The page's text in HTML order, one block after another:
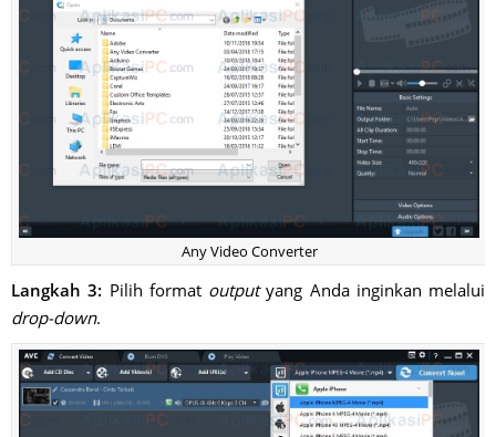
Any Video Converter
Langkah 3: Pilih format outputyang Anda inginkan melalui
drop-down.